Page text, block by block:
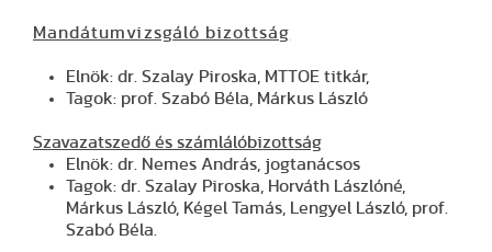
Mandátumvizsgáló bizottság
Elnök: dr. Szalay Piroska, MTTOE titkár,
Tagok: prof. Szabó Béla, Márkus László
Szavazatszedő és számlálóbizottság
Elnök: dr. Nemes András, jogtanácsos
Tagok: dr. Szalay Piroska, Horváth Lászlóné,
Márkus László, Kégel Tamás, Lengyel László, prof.
Szabó Béla.